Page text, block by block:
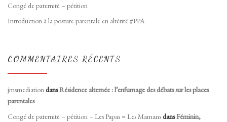
Congé de paternité – pétition
Introduction à la posture parentale en altérité #PPA
COMMENTAIRES RÉCENTS
jmsmediationdansRésidence alternée : l’enfumage des débats sur les places
parentales
Congé de paternité – pétition – Les Papas = Les MamansdansFéminin,